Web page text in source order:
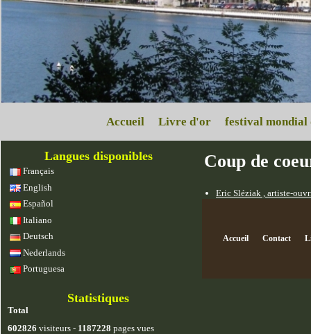
Accueil Livre d'or festival mondial
Langues disponibles
Français
English
Español
Italiano
Deutsch
Nederlands
Portuguesa
Statistiques
Total
602826 visiteurs - 1187228 pages vues
Coup de
Eric Sléziak , artiste-
Accueil Contact